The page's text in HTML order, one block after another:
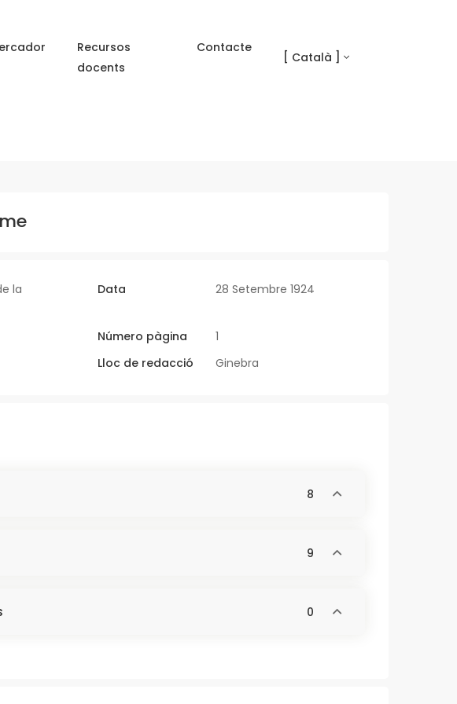
Recursos
docents
Contacte
[ Català ]
la
Data 28 Setembre 1924
Número pàgina
1
Lloc de redacció Ginebra
8
9
0